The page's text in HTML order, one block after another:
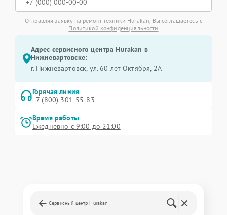
Отправляя заявку на ремонт техники Hurakan, Вы соглашаетесь с
Политикой конфиденциальности
Адрес сервисного центра Hurakan в
Нижневартовске:
г. Нижневартовск, ул. 60 лет Октября, 2А
Горячая линия
+7 (800) 301-55-83
Время работы
Ежедневно с 9:00 до 21:00
Сервисный центр Hurakan